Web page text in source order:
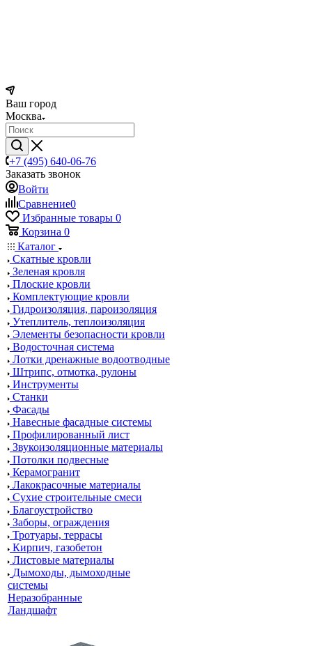
Ваш город
Москва
+7 (495) 640-06-76
Заказать звонок
Войти
Сравнение0
Избранные товары 0
Корзина 0
Каталог
Скатные кровли
Зеленая кровля
Плоские кровли
Комплектующие кровли
Гидроизоляция, пароизоляция
Утеплитель, теплоизоляция
Элементы безопасности кровли
Водосточная система
Лотки дренажные водоотводные
Штрипс, отмотка, рулоны
Инструменты
Станки
Фасады
Навесные фасадные системы
Профилированный лист
Звукоизоляционные материалы
Потолки подвесные
Керамогранит
Лакокрасочные материалы
Сухие строительные смеси
Благоустройство
Заборы, ограждения
Тротуары, террасы
Кирпич, газобетон
Листовые материалы
Дымоходы, дымоходные
системы
Неразобранные
Ландшафт